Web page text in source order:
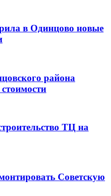
в Одинцово новые
района
ТЦ на
Советскую